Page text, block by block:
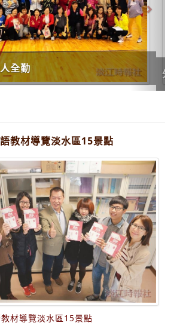
語教材導覽淡水區15景點
教材導覽淡水區15景點
材導覽淡水區15景點